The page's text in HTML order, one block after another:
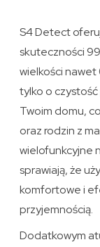
S4 Detect
skuteczności
wielkości
tylko o
Twoim domu,
oraz rodzin z
wielofunkcyjne
sprawiają, że
komfortowe i
przyjemnością.
Dodatkowym